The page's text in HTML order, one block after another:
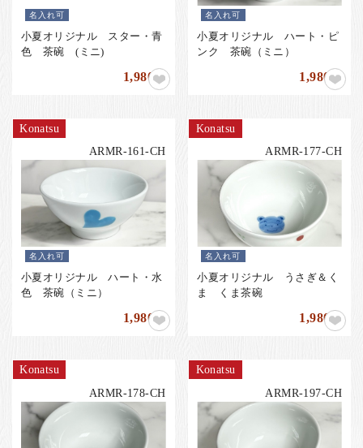
名入れ可
小夏オリジナル スター・青
色 茶碗 (ミニ)
1,980円
名入れ可
小夏オリジナル ハート・ピ
ンク 茶碗（ミニ）
1,980円
Konatsu
ARMR-161-CH
名入れ可
小夏オリジナル ハート・水
色 茶碗（ミニ）
1,980円
Konatsu
ARMR-177-CH
名入れ可
小夏オリジナル うさぎ＆く
ま くま茶碗
1,980円
Konatsu
ARMR-178-CH
Konatsu
ARMR-197-CH